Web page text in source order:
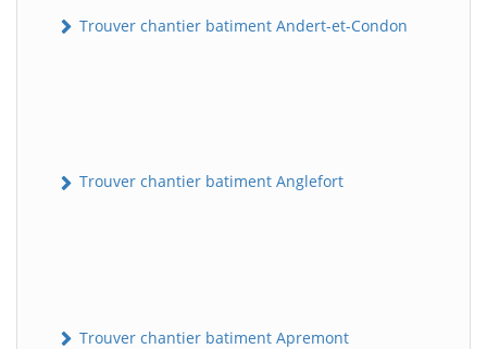
Trouver chantier batiment Andert-et-Condon
Trouver chantier batiment Anglefort
Trouver chantier batiment Apremont